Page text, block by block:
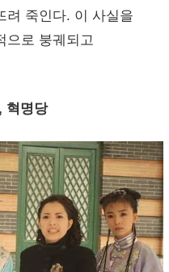
려 죽인다. 이 사실을
으로 붕궤되고
혁명당